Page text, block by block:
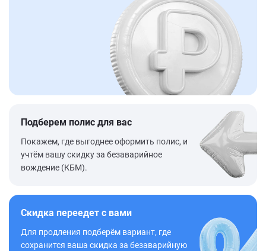
Подберем полис для вас
Покажем, где выгоднее оформить полис, и
учтём вашу скидку за безаварийное
вождение (КБМ).
Скидка переедет с вами
Для продления подберём вариант, где
сохранится ваша скидка за безаварийную